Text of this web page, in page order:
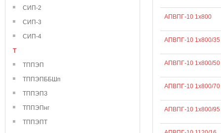
СИП-2
СИП-3
СИП-4
Т
ТППЭП
ТППЭПББШп
ТППЭПЗ
ТППЭПнг
ТППЭПТ
АПВПГ-10 1х800
АПВПГ-10 1х800/35
АПВПГ-10 1х800/50
АПВПГ-10 1х800/70
АПВПГ-10 1х800/95